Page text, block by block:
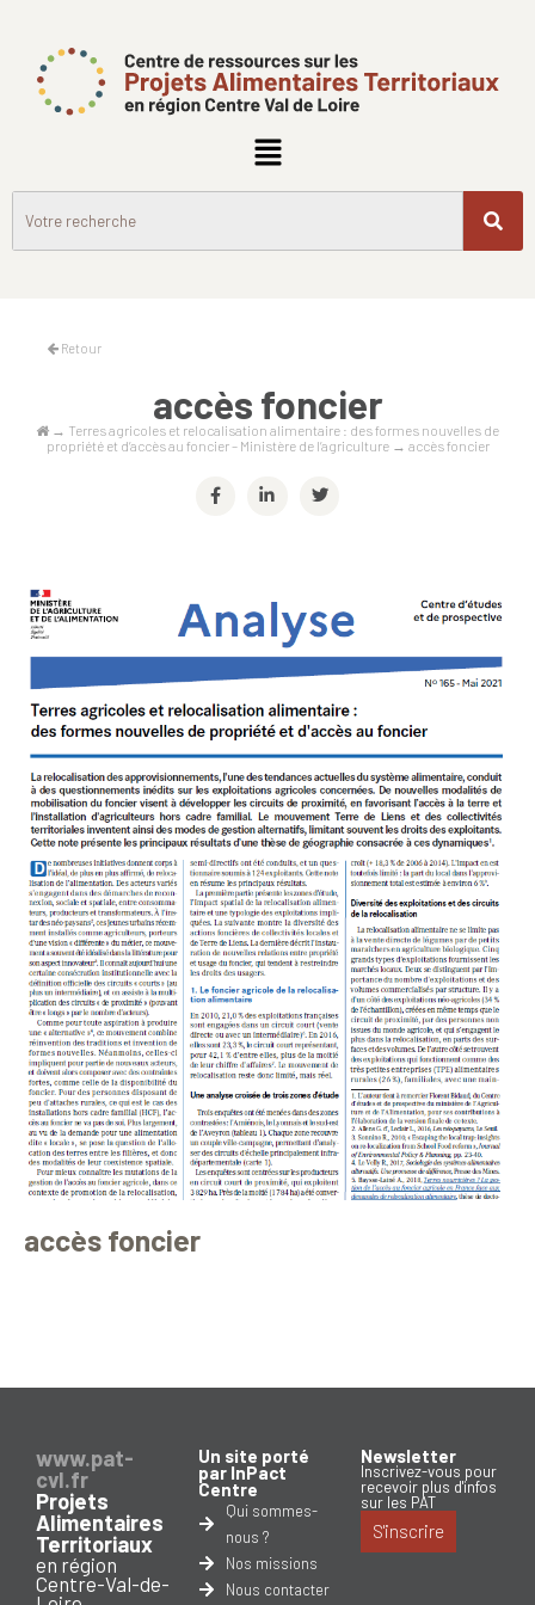
Retour
accès foncier
→ Terres agricoles et relocalisation alimentaire : des formes nouvelles de
propriété et d’accès au foncier – Ministère de l’agriculture→ accès foncier
accès foncier
www.pat-
cvl.fr
Projets
Alimentaires
Territoriaux
en région
Centre-Val-de-
Un site porté
par InPact
Centre
Qui sommes-
nous ?
Nos missions
Nous contacter
Newsletter
Inscrivez-vous pour
recevoir plus d'infos
sur les PAT
S'inscrire